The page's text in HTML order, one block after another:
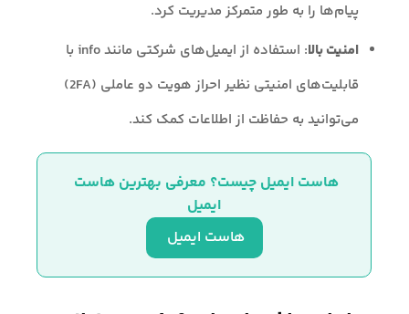
پیام‌ها را به طور متمرکز مدیریت کرد.
امنیت بالا
: استفاده از ایمیل‌های شرکتی مانند info با
قابلیت‌های امنیتی نظیر احراز هویت دو عاملی (2FA)
می‌توانید به حفاظت از اطلاعات کمک کند.
هاست ایمیل چیست؟ معرفی بهترین هاست
ایمیل
هاست ایمیل